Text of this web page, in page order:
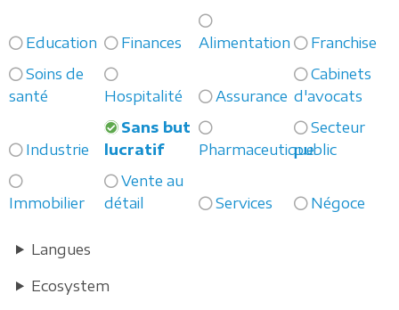
Education Finances Alimentation
Franchise
Soins de
santé
Hospitalité Assurance
Cabinets
d'avocats
Industrie
Sans but
lucratif
Pharmaceutique
Secteur
public
Immobilier
Vente au
détail
Services Négoce
Langues
Ecosystem